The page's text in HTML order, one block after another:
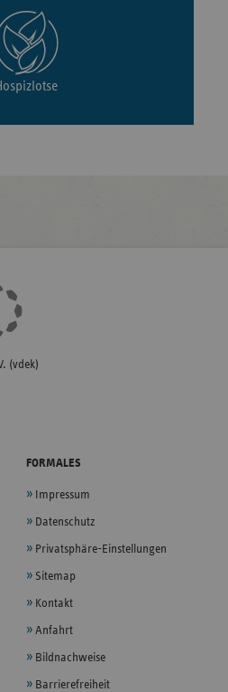
(vdek)
FORMALES
Impressum
Datenschutz
Privatsphäre-Einstellungen
Sitemap
Kontakt
Anfahrt
Bildnachweise
Barrierefreiheit